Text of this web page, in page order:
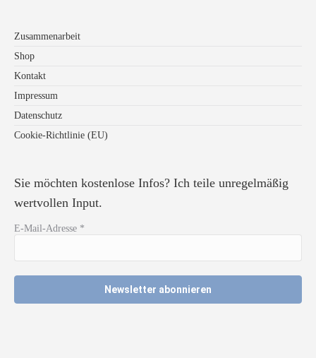
Zusammenarbeit
Shop
Kontakt
Impressum
Datenschutz
Cookie-Richtlinie (EU)
Sie möchten kostenlose Infos? Ich teile unregelmäßig
wertvollen Input.
E-Mail-Adresse *